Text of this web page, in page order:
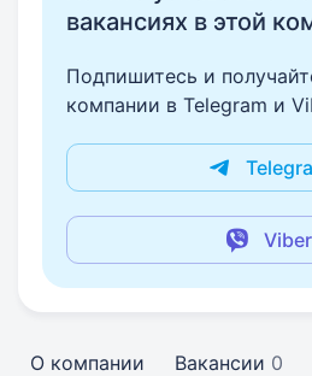
вакансиях в этой
Подпишитесь и
компании в Telegram и
Viber
О компании Вакансии 0